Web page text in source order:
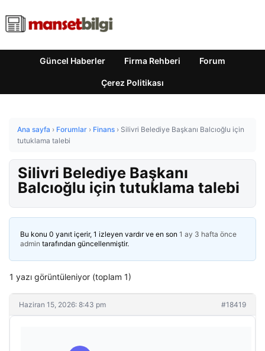
Güncel Haberler Firma Rehberi Forum
Çerez Politikası
Ana sayfa › Forumlar › Finans › Silivri Belediye Başkanı Balcıoğlu için
tutuklama talebi
Silivri Belediye Başkanı
Balcıoğlu için tutuklama talebi
Bu konu 0 yanıt içerir, 1 izleyen vardır ve en son 1 ay 3 hafta önce
admin tarafından güncellenmiştir.
1 yazı görüntüleniyor (toplam 1)
Haziran 15, 2026: 8:43 pm #18419